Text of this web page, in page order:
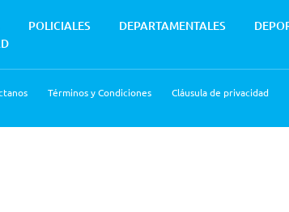
POLICIALES DEPARTAMENTALES
Términos y Condiciones Cláusula de privacidad